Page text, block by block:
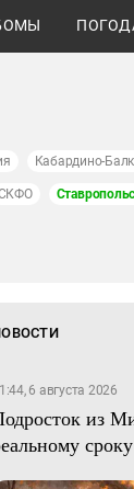
Кабардино-
6 августа 2026
из